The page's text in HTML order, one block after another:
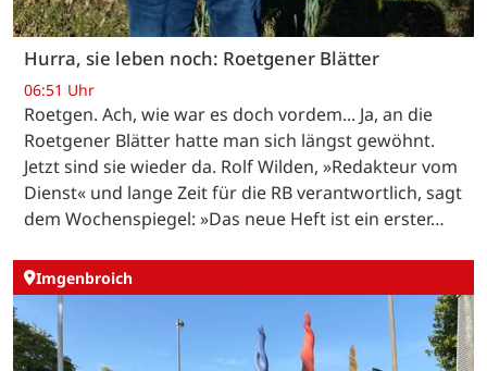
Hurra, sie leben noch: Roetgener Blätter
06:51 Uhr
Roetgen. Ach, wie war es doch vordem... Ja, an die
Roetgener Blätter hatte man sich längst gewöhnt.
Jetzt sind sie wieder da. Rolf Wilden, »Redakteur vom
Dienst« und lange Zeit für die RB verantwortlich, sagt
dem Wochenspiegel: »Das neue Heft ist ein erster…
Imgenbroich